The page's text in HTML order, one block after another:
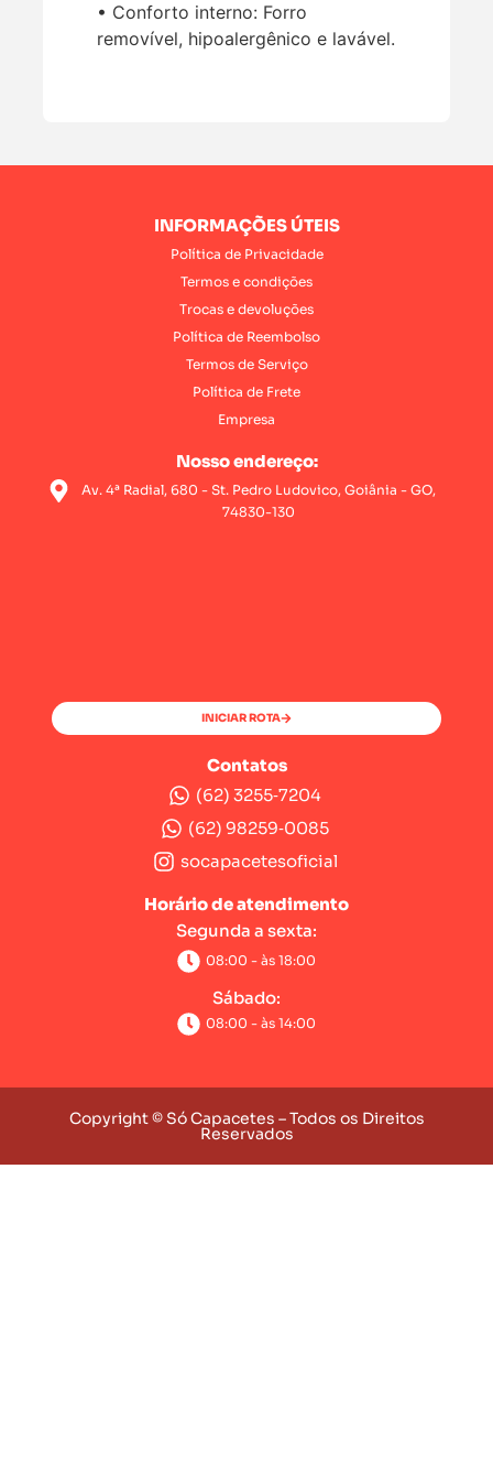
• Conforto interno: Forro
removível, hipoalergênico e lavável.
INFORMAÇÕES ÚTEIS
Política de Privacidade
Termos e condições
Trocas e devoluções
Política de Reembolso
Termos de Serviço
Política de Frete
Empresa
Nosso endereço:
Av. 4ª Radial, 680 - St. Pedro Ludovico, Goiânia - GO,
74830-130
INICIAR ROTA
Contatos
(62) 3255‑7204‬
(62) 98259‑0085‬
socapacetesoficial
Horário de atendimento
Segunda a sexta:
08:00 - às 18:00
Sábado:
08:00 - às 14:00
Copyright © Só Capacetes – Todos os Direitos
Reservados